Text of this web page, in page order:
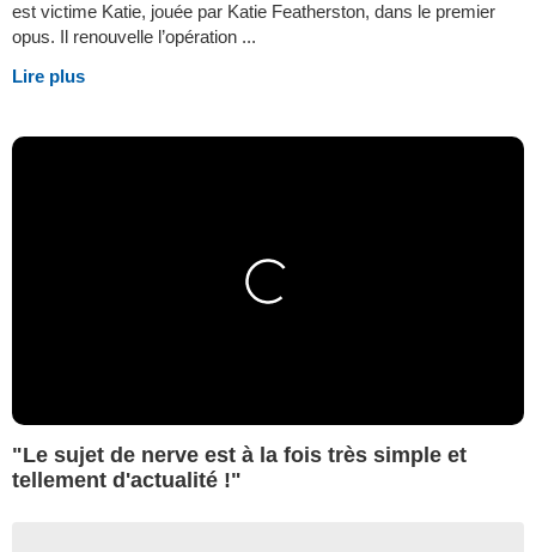
est victime Katie, jouée par Katie Featherston, dans le premier
opus. Il renouvelle l’opération ...
Lire plus
"Le sujet de nerve est à la fois très simple et
tellement d'actualité !"